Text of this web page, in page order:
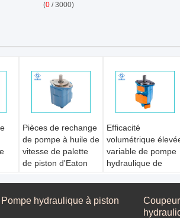
(0 / 3000)
Pièces de rechange
de pompe à huile de
vitesse de palette
de piston d'Eaton
PVQ32 PVQ40
Efficacité
volumétrique
variable de pompe
hydraulique de
Paquet:
Coffret en
Pompe hydraulique à piston